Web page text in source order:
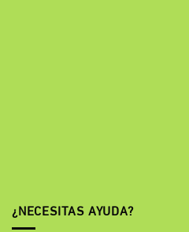
¿NECESITAS AYUDA?